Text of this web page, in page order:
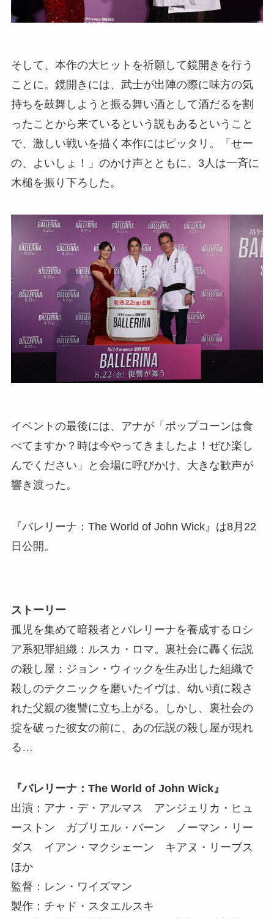
そして、本作の大ヒットを祈願して鏡開きを行う
ことに。鏡開きには、武士が出陣の際に味方の気
持ちを鼓舞しようと振る舞い酒として酒だるを割
ったことから来ているという説もあるということ
で、激しい戦いを描く本作にはピッタリ。「せー
の、よいしょ！」のかけ声とともに、3人は一斉に
木槌を振り下ろした。
イベントの最後には、アナが「ポップコーンは食
べてますか？時は今やってきましたよ！ぜひ楽し
んでください」と会場に呼びかけ、大きな歓声が
響き渡った。
『バレリーナ：The World of John Wick』は8月22
日公開。
ストーリー
孤児を集めて暗殺者とバレリーナを養成するロシ
ア系犯罪組織：ルスカ・ロマ。裏社会に轟く伝説
の殺し屋：ジョン・ウィックを生み出した組織で
殺しのテクニックを磨いたイヴは、幼い頃に殺さ
れた父親の復讐に立ち上がる。しかし、裏社会の
掟を破った彼女の前に、あの伝説の殺し屋が現れ
る…
『バレリーナ：The World of John Wick』
出演：アナ・デ・アルマス アンジェリカ・ヒュ
ーストン ガブリエル・バーン ノーマン・リー
ダス イアン・マクシェーン キアヌ・リーブス
ほか
監督：レン・ワイズマン
製作：チャド・スタエルスキ